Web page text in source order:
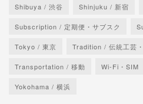
Shibuya / 渋谷 Shinjuku / 新宿
Subscription / 定期便・サブスク
Tokyo / 東京 Tradition / 伝統工芸
Transportation / 移動 Wi-Fi・SIM
Yokohama / 横浜